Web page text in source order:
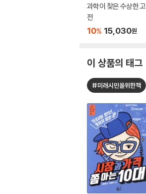
과학이 찾은 수상한 고
전
10% 15,030원
이 상품의 태그
#미래시민을위한책